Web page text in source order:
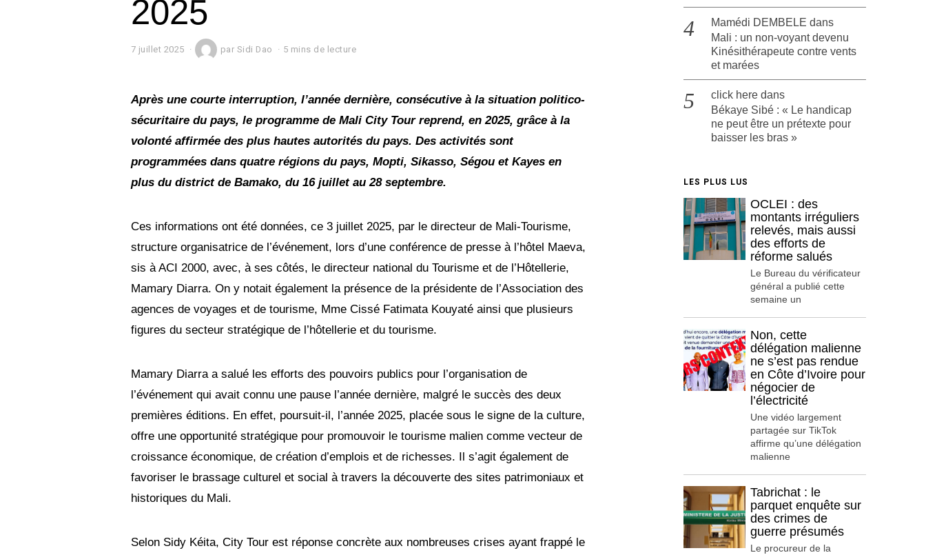
2025
7 juillet 2025
l
e
t
2
0
5
par Sidi Dao 5 mins de lecture
Après une courte interruption, l’année dernière, consécutive à la situation politico-
sécuritaire du pays, le programme de Mali City Tour reprend, en 2025, grâce à la
volonté affirmée des plus hautes autorités du pays. Des activités sont
programmées dans quatre régions du pays, Mopti, Sikasso, Ségou et Kayes en
plus du district de Bamako, du 16 juillet au 28 septembre.
Ces informations ont été données, ce 3 juillet 2025, par le directeur de Mali-Tourisme,
structure organisatrice de l’événement, lors d’une conférence de presse à l’hôtel Maeva,
sis à ACI 2000, avec, à ses côtés, le directeur national du Tourisme et de l’Hôtellerie,
Mamary Diarra. On y notait également la présence de la présidente de l’Association des
agences de voyages et de tourisme, Mme Cissé Fatimata Kouyaté ainsi que plusieurs
figures du secteur stratégique de l’hôtellerie et du tourisme.
Mamary Diarra a salué les efforts des pouvoirs publics pour l’organisation de
l’événement qui avait connu une pause l’année dernière, malgré le succès des deux
premières éditions. En effet, poursuit-il, l’année 2025, placée sous le signe de la culture,
offre une opportunité stratégique pour promouvoir le tourisme malien comme vecteur de
croissance économique, de création d’emplois et de richesses. Il s’agit également de
favoriser le brassage culturel et social à travers la découverte des sites patrimoniaux et
historiques du Mali.
Selon Sidy Kéita, City Tour est réponse concrète aux nombreuses crises ayant frappé le
Mamédi DEMBELE dans
Mali : un non-voyant devenu
Kinésithérapeute contre vents
et marées
click here dans
Békaye Sibé : « Le handicap
ne peut être un prétexte pour
baisser les bras »
LES PLUS LUS
OCLEI : des
montants irréguliers
relevés, mais aussi
des efforts de
réforme salués
Le Bureau du vérificateur
général a publié cette
semaine un
Non, cette
délégation malienne
ne s’est pas rendue
en Côte d’Ivoire pour
négocier de
l’électricité
Une vidéo largement
partagée sur TikTok
affirme qu’une délégation
malienne
Tabrichat : le
parquet enquête sur
des crimes de
guerre présumés
Le procureur de la